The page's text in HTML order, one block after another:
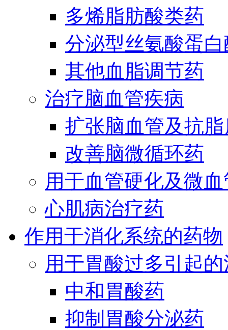
多烯脂肪酸类药
分泌型丝氨酸蛋
其他血脂调节药
治疗脑血管疾病
扩张脑血管及抗
改善脑微循环药
用于血管硬化及微
心肌病治疗药
作用于消化系统的药物
用于胃酸过多引起
中和胃酸药
抑制胃酸分泌药